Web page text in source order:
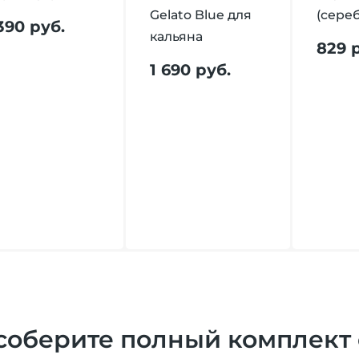
руб.
Gelato Blue для
кальяна
1 690 руб.
829
полный комплект